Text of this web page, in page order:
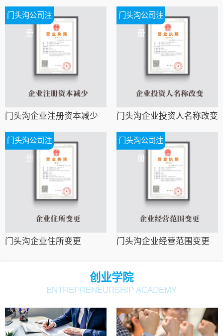
门头沟公司注
册
门头沟企业注册资本减少
门头沟公司注
册
门头沟企业投资人名称改变
门头沟公司注
册
门头沟企业住所变更
门头沟公司注
册
门头沟企业经营范围变更
创业学院
ENTREPRENEURSHIP ACADEMY